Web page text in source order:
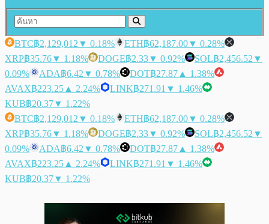
BTC฿2,129,012 ▼ 0.18% ETH฿62,187.00▼ 0.28%
XRP฿35.76▼ 1.18% DOGE฿2.33▼ 0.92% SOL฿2,456.52 ▼
0.09%
ADA฿6.42 ▼ 0.78% DOT฿27.87 ▲ 1.38%
AVAX฿223.25 ▲ 2.24% LINK฿271.91 ▼ 1.46%
KUB฿20.37▼ 1.22%
BTC฿2,129,012 ▼ 0.18% ETH฿62,187.00▼ 0.28%
XRP฿35.76▼ 1.18% DOGE฿2.33▼ 0.92% SOL฿2,456.52 ▼
0.09%
ADA฿6.42 ▼ 0.78% DOT฿27.87 ▲ 1.38%
AVAX฿223.25 ▲ 2.24% LINK฿271.91 ▼ 1.46%
KUB฿20.37▼ 1.22%